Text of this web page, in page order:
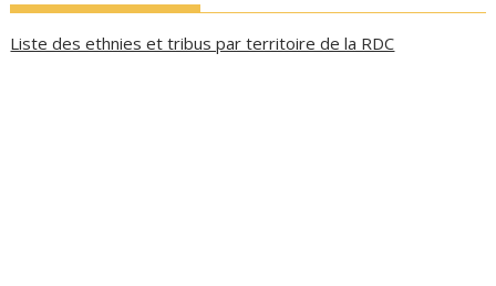
Liste des ethnies et tribus par territoire de la RDC